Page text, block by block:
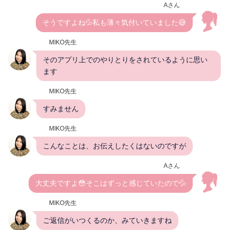
Aさん
そうですよね💦私も薄々気付いていました😅
MIKO先生
そのアプリ上でのやりとりをされているように思い
ます
MIKO先生
すみません
MIKO先生
こんなことは、お伝えしたくはないのですが
Aさん
大丈夫ですよ😳そこはずっと感じていたので💦
MIKO先生
ご返信がいつくるのか、みていきますね